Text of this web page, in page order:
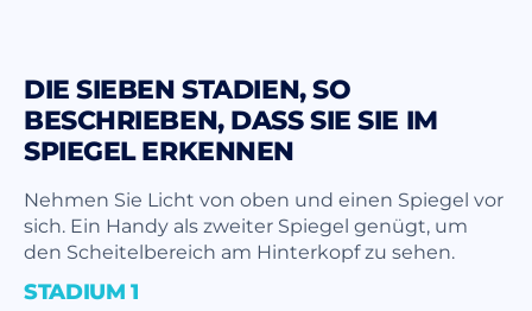
DIE SIEBEN STADIEN, SO
BESCHRIEBEN, DASS SIE SIE IM
SPIEGEL ERKENNEN
Nehmen Sie Licht von oben und einen Spiegel vor
sich. Ein Handy als zweiter Spiegel genügt, um
den Scheitelbereich am Hinterkopf zu sehen.
STADIUM 1